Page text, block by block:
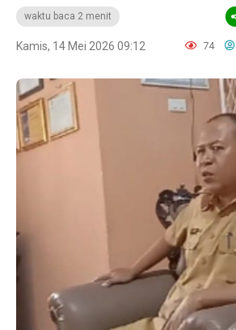
waktu baca 2 menit
Kamis, 14 Mei 2026 09:12 74